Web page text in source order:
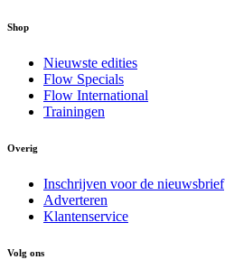
Shop
Nieuwste edities
Flow Specials
Flow International
Trainingen
Overig
Inschrijven voor de nieuwsbrief
Adverteren
Klantenservice
Volg ons